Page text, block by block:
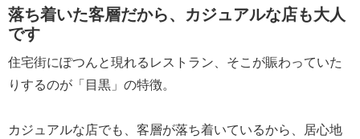
落ち着いた客層だから、カジュアルな店も大人
です
住宅街にぽつんと現れるレストラン、そこが賑わっていた
りするのが「目黒」の特徴。
カジュアルな店でも、客層が落ち着いているから、居心地